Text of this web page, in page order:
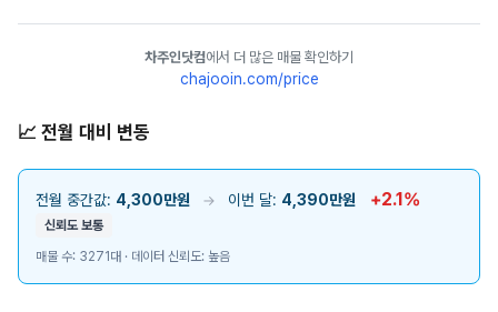
차주인닷컴에서 더 많은 매물 확인하기
chajooin.com/price
📈 전월 대비 변동
전월 중간값: 4,300만원 → 이번 달: 4,390만원 +2.1%
신뢰도 보통
매물 수: 3271대 · 데이터 신뢰도: 높음